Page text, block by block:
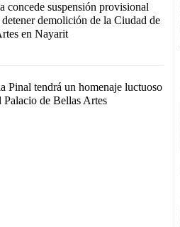
concede suspensión provisional
detener demolición de la Ciudad de
en Nayarit
Pinal tendrá un homenaje luctuoso
Palacio de Bellas Artes